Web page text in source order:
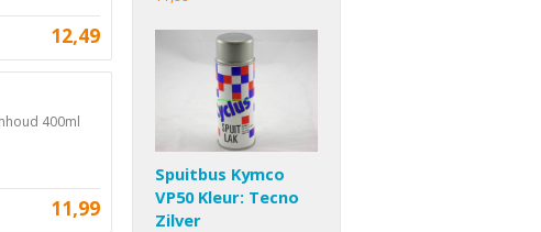
12,49
400ml
11,99
Spuitbus Kymco
VP50 Kleur: Tecno
Zilver